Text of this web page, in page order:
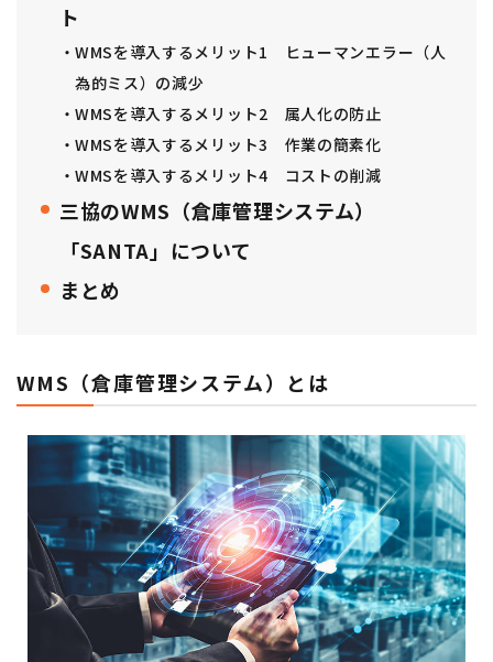
ト
WMSを導入するメリット1 ヒューマンエラー（人
為的ミス）の減少
WMSを導入するメリット2 属人化の防止
WMSを導入するメリット3 作業の簡素化
WMSを導入するメリット4 コストの削減
三協のWMS（倉庫管理システム）
「SANTA」について
まとめ
WMS（倉庫管理システム）とは